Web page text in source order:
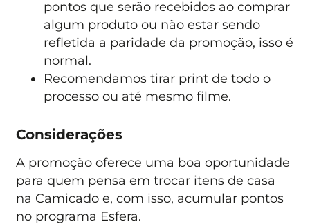
pontos que serão recebidos ao comprar
algum produto ou não estar sendo
refletida a paridade da promoção, isso é
normal.
Recomendamos tirar print de todo o
processo ou até mesmo filme.
Considerações
A promoção oferece uma boa oportunidade
para quem pensa em trocar itens de casa
na Camicado e, com isso, acumular pontos
no programa Esfera.